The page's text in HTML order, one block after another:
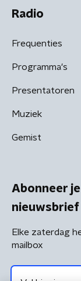
Radio
Frequenties
Programma's
Presentatoren
Muziek
Gemist
Abonneer
nieuwsbrief
Elke zaterdag
mailbox